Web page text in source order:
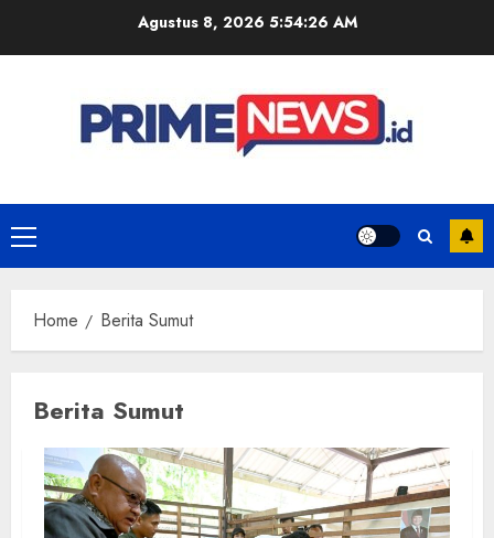
Agustus 8, 2026 5:54:26 AM
Primary
Menu
Home Berita Sumut
Berita Sumut